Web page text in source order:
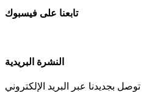
تابعنا على فيسبوك
النشرة البريدية
توصل بجديدنا عبر البريد الإلكتروني